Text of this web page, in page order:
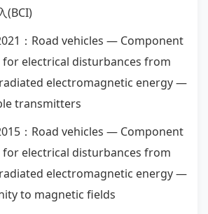
(BCI)
：Road vehicles — Component
electrical disturbances from
electromagnetic energy —
transmitters
：Road vehicles — Component
electrical disturbances from
electromagnetic energy —
to magnetic fields